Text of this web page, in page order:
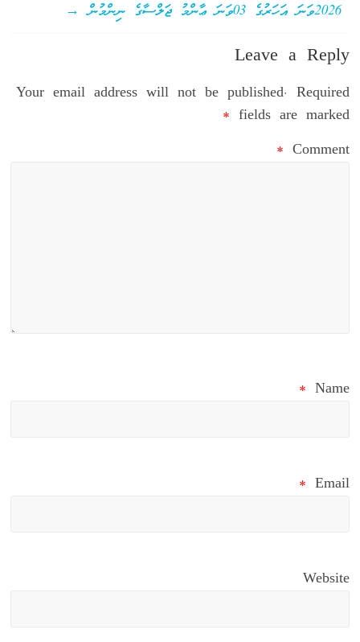
2026ވަނަ އަހަރުގެ 03ވަނަ ޢާންމު ޖަލްސާގެ ނިންމުން
→
Leave a Reply
Your email address will not be published. Required
fields are marked
*
Comment
*
Name
*
Email
*
Website